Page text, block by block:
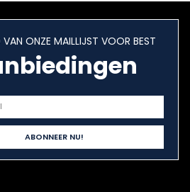
ONZE MAILLIJST VOOR BEST